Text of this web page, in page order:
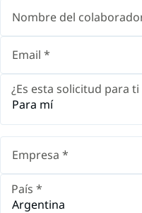
¿Es esta solicitud para
Para mí
País *
Argentina